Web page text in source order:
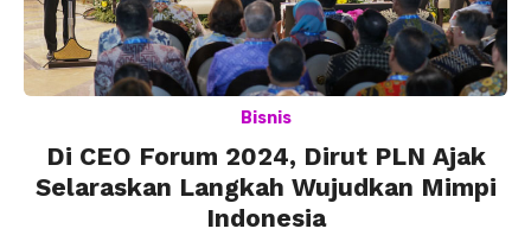
Bisnis
Di CEO Forum 2024, Dirut PLN Ajak
Selaraskan Langkah Wujudkan Mimpi
Indonesia